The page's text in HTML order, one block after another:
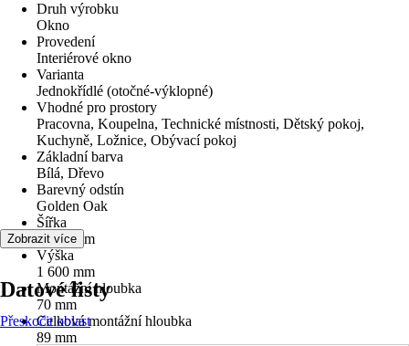
Druh výrobku
Okno
Provedení
Interiérové okno
Varianta
Jednokřídlé (otočné-výklopné)
Vhodné pro prostory
Pracovna, Koupelna, Technické místnosti, Dětský pokoj,
Kuchyně, Ložnice, Obývací pokoj
Základní barva
Bílá, Dřevo
Barevný odstín
Golden Oak
Šířka
1 100 mm
Výška
1 600 mm
Montážní hloubka
70 mm
Celková montážní hloubka
89 mm
Zobrazit více
Datové listy
Přeskočit oblast